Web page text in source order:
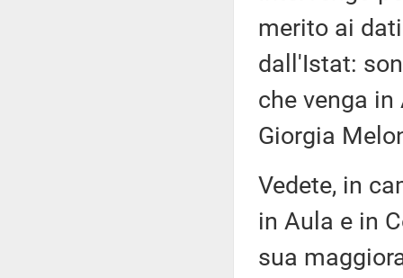
merito ai
dall'Istat:
che venga
Giorgia
Vedete, in
in Aula e in
sua